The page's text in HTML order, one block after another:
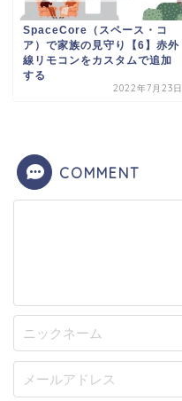
SpaceCore（スペース・コ
ア）で家族の見守り【6】赤外
線リモコンをカスタムで追加
する
2022年7月23日
COMMENT